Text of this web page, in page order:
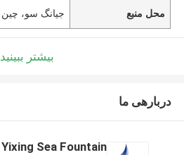
محل منبع جیانگ سو، چین
بیشتر ببینید
دربارهی ما
Yixing Sea Fountain